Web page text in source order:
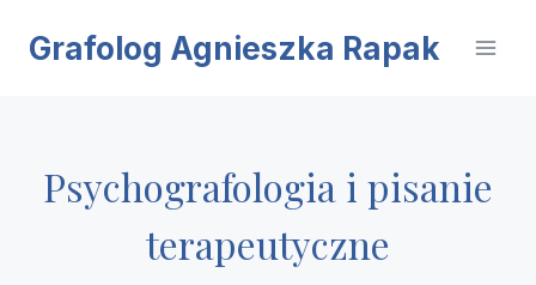
Grafolog Agnieszka Rapak
Psychografologia i pisanie
terapeutyczne